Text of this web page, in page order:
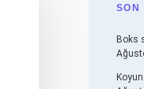
SON
Boks